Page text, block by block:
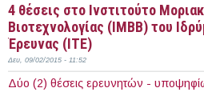
4 θέσεις στο Ινστιτούτο
Βιοτεχνολογίας (ΙΜΒΒ) του
Έρευνας (ΙΤΕ)
Δευ, 09/02/2015 - 11:52
Δύο (2) θέσεις ερευνητών -